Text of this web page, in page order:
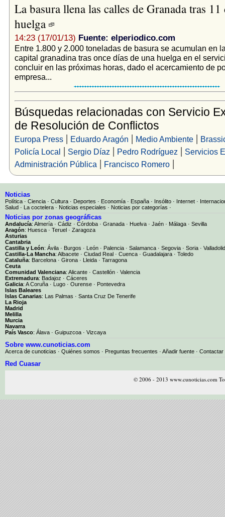
La basura llena las calles de Granada tras 11
huelga
14:23 (17/01/13) Fuente: elperiodico.com
Entre 1.800 y 2.000 toneladas de basura se acumulan en
capital granadina tras once días de una huelga en el
concluir en las próximas horas, dado el acercamiento de
empresa...
Búsquedas relacionadas con Servicio
de Resolución de Conflictos
Europa Press| Eduardo Aragón | Medio Ambiente|
Policía Local | Sergio Díaz | Pedro Rodríguez | Servicios
Administración Pública | Francisco Romero|
Noticias
Política · Ciencia · Cultura · Deportes · Economía · España · Insólito · Internet ·
Salud · La coctelera · Noticias especiales · Noticias por categorías ·
Noticias por zonas geográficas
Andalucía: Almería · Cádiz · Córdoba · Granada · Huelva · Jaén · Málaga · Sevilla
Aragón: Huesca · Teruel · Zaragoza
Asturias
Cantabria
Castilla y León: Ávila · Burgos · León · Palencia · Salamanca · Segovia · Soria · Valladolid
Castilla-La Mancha: Albacete · Ciudad Real · Cuenca · Guadalajara · Toledo
Cataluña: Barcelona · Girona · Lleida · Tarragona
Ceuta
Comunidad Valenciana: Alicante · Castellón · Valencia
Extremadura: Badajoz · Cáceres
Galicia: A Coruña · Lugo · Ourense · Pontevedra
Islas Baleares
Islas Canarias: Las Palmas · Santa Cruz De Tenerife
La Rioja
Madrid
Melilla
Murcia
Navarra
País Vasco: Álava · Guipuzcoa · Vizcaya
Sobre www.cunoticias.com
Acerca de cunoticias · Quiénes somos · Preguntas frecuentes · Añadir fuente · Contactar
Red Cuasar
© 2006 - 2013 www.cunoticias.com